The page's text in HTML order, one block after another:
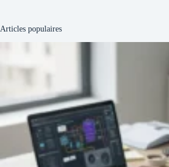
Articles populaires